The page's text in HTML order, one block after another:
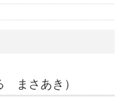
まさあき）